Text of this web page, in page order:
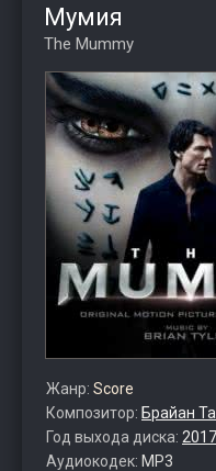
Мумия
The Mummy
Жанр: Score
Композитор: Брайан
Год выхода диска: 2017
Аудиокодек: MP3